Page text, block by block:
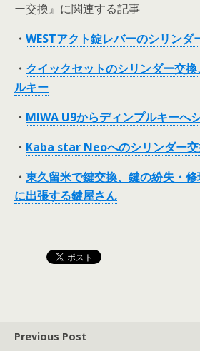
ー交換』に関連する記事
・ WESTアクト錠レバーのシリンダ
・ クイックセットのシリンダー交
ルキー
・ MIWA U9からディンプルキーへ
・ Kaba star Neoへのシリンダー
・ 東久留米で鍵交換、鍵の紛失・
に出張する鍵屋さん
Previous Post